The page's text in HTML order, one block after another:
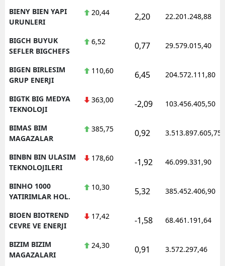
BIENY BIEN YAPI
URUNLERI
20,44 2,20 22.201.248,88
BIGCH BUYUK
SEFLER BIGCHEFS
6,52 0,77 29.579.015,40
BIGEN BIRLESIM
GRUP ENERJI
110,60 6,45 204.572.111,80
BIGTK BIG MEDYA
TEKNOLOJI
363,00 -2,09 103.456.405,50
BIMAS BIM
MAGAZALAR
385,75 0,92 3.513.897.605,75
BINBN BIN ULASIM
TEKNOLOJILERI
178,60 -1,92 46.099.331,90
BINHO 1000
YATIRIMLAR HOL.
10,30 5,32 385.452.406,90
BIOEN BIOTREND
CEVRE VE ENERJI
17,42 -1,58 68.461.191,64
BIZIM BIZIM
MAGAZALARI
24,30 0,91 3.572.297,46